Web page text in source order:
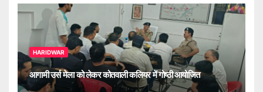
HARIDWAR
आगामी उर्स मेला को लेकर कोतवाली कलियर में गोष्ठी आयोजित